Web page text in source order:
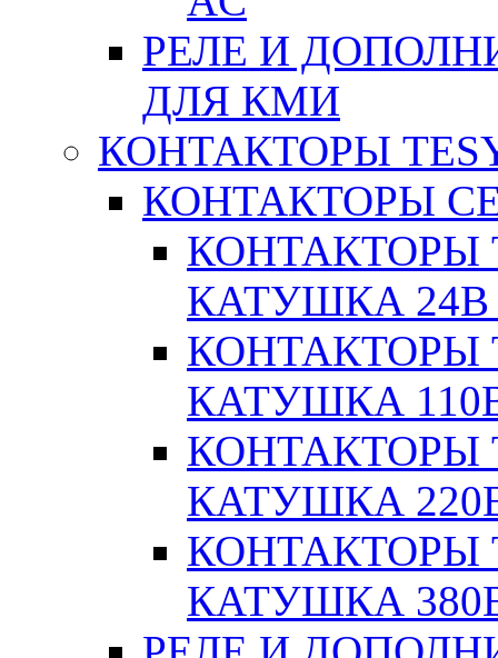
РЕЛЕ И
ДЛЯ КМИ
КОНТАКТОРЫ
КОНТАКТОРЫ
КОНТАКТОРЫ
КАТУШКА 24В
КОНТАКТОРЫ
КАТУШКА
КОНТАКТОРЫ
КАТУШКА
КОНТАКТОРЫ
КАТУШКА